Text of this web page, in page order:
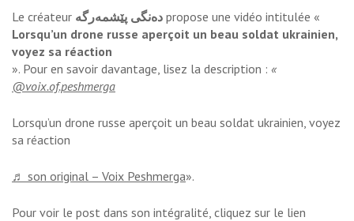
Le créateur دەنگی پێشمەرگە propose une vidéo intitulée «
Lorsqu’un drone russe aperçoit un beau soldat ukrainien,
voyez sa réaction
». Pour en savoir davantage, lisez la description : «
@voix.of.peshmerga
Lorsqu’un drone russe aperçoit un beau soldat ukrainien, voyez
sa réaction
♬ son original – Voix Peshmerga».
Pour voir le post dans son intégralité, cliquez sur le lien